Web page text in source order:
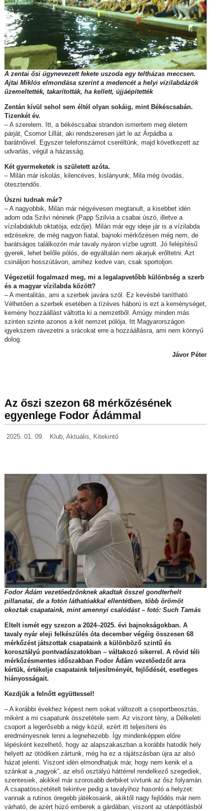
A zentai ősi úgynevezett fekete uszoda egy teltházas meccsen.
Ajtai Miklós elmondása szerint a medencét a helyi vízilabdázók
üzemeltették, takarították, ha kellett, újjáépítették
Zentán kívül sehol sem éltél olyan sokáig, mint Békéscsabán.
Tizenkét év.
– A szerelem. Itt, a békéscsabai strandon ismertem meg életem
párját, Csomor Lillát, aki rendszeresen járt le az Árpádba a
barátnőivel. Egyszer telefonszámot cseréltünk, majd következett az
udvarlás, végül a házasság.
Két gyermeketek is született azóta.
– Milán már iskolás, kilencéves, kislányunk, Mila még óvodás,
ötesztendős.
Úszni tudnak már?
– A nagyobbik, Milán már négyévesen megtanult, a kisebbet idén
adom oda Szilvi néninek (Papp Szilvia a csabai úszó, illetve a
vízilabdaklub oktatója, edzője). Milán már egy ideje jár is a vízilabda
edzésekre, de még nagyon fiatal, bajnoki mérkőzésen még nem, de
barátságos találkozón már tavaly nyáron vízbe ugrott. Jó felépítésű
gyerek, lehet belőle pólós, de egyáltalán nem akarjuk erőltetni. Azt
csináljon hosszútávon, amihez kedve van, csak sportoljon.
Végezetül fogalmazd meg, mi a legalapvetőbb különbség a szerb
és a magyar vízilabda között?
– A mentalitás, ami a szerbek javára szól. Ez kevésbé tanítható.
Vélhetően a szerbek esetében a tízéves háború is ezt a keménységet,
kemény hozzáállást váltotta ki a nemzetből. Amúgy minden más
szinten szinte azonos a két nemzet pólója. Itt Magyarországon
igyekszem rávezetni a srácokat erre a hozzáállásra, ami nem könnyű
dolog.
Jávor Péter
Az őszi szezon 68 mérkőzésének
egyenlege Fodor Ádámmal
2025. 01. 09. Klub, Aktuális, Kitekintő
Fodor Ádám vezetőedzőnknek akadtak ősszel gondterhelt
pillanatai, de a fotón láthatóakkal ellentétben, több örömöt
okoztak csapataink, mint amennyi csalódást – fotó: Such Tamás
Eltelt ismét egy szezon a 2024–2025. évi bajnokságokban. A
tavaly nyár eleji felkészülés óta december végéig összesen 68
mérkőzést játszottak csapataink a különböző szintű és
korosztályú pontvadászatokban – váltakozó sikerrel. A rövid téli
mérkőzésmentes időszakban Fodor Ádám vezetőedzőt arra
kértük, értékelje csapataink teljesítményét, fejlődését, esetleges
hiányosságait.
Kezdjük a felnőtt együttessel!
– A korábbi évekhez képest nem sokat változott a csoportbeosztás,
miként a mi csapatunk összetétele sem. Az viszont tény, a Délkeleti
csoport a legerősebb a négy közül, ezért itt teljesíteni és
eredményesnek lenni a legnehezebb. Így mindenképpen előre
lépésként kezelhető, hogy az alapszakaszban a korábbi hatodik hely
helyett az ötödiken zártunk, még ha ez a rájátszásban újra az alsó
házat jelenti. Viszont idén elmondhatjuk már, hogy nem kenik el a
szánkat a „nagyok”, az első osztályú háttérrel rendelkező szegediek,
szentesiek, akikkel már szorosabb derbiket vívtunk az ősz folyamán.
A csapatösszetételt tekintve pedig a tavalyihoz hasonló a helyzet:
vannak a rutinos öregebb játékosaink, akiktől nagy fejlődés már nem
várható, de azért húzó emberek a gárdában, viszont az utánpótlásból